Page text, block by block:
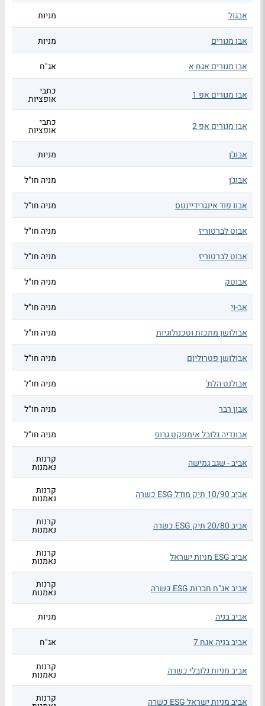
אבגול
מניות
אבו מגורים מניות
אבו מגורים אגח א אג"ח
אבו מגורים אפ 1 כתבי
אופציות
אבו מגורים אפ 2 כתבי
אופציות
אבוג'ן
מניות
אבוג'ן מניה חו"ל
אבוו פוד אינגרידיינטס מניה חו"ל
אבוט לברטוריז מניה חו"ל
אבוט לברטוריז מניה חו"ל
אבוטק מניה חו"ל
אב-וי מניה חו"ל
אבולושן מתכות וטכנולוגיות מניה חו"ל
אבולושן פטרוליום מניה חו"ל
אבולנט הלת' מניה חו"ל
אבון רבר מניה חו"ל
אבונדיה גלובל אימפקט גרופ מניה חו"ל
אביב - שגב גמישה קרנות
נאמנות
אביב 10/90 תיק מודל ESG כשרה קרנות
נאמנות
אביב 20/80 תיק ESG כשרה קרנות
נאמנות
אביב ESG מניות ישראל קרנות
נאמנות
אביב אג"ח חברות ESG כשרה קרנות
נאמנות
אביב בניה
מניות
אביב בניה אגח 7 אג"ח
אביב מניות גלובלי כשרה קרנות
נאמנות
אביב מניות ישראל ESG כשרה קרנות